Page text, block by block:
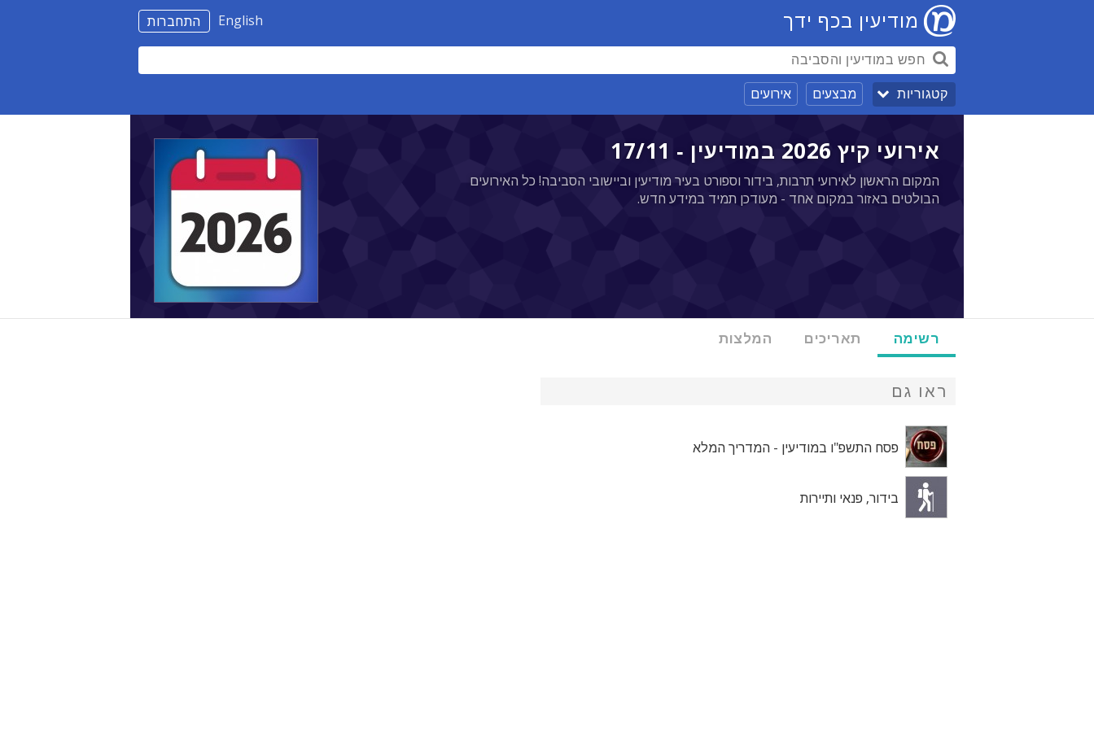
התחברות English מודיעין בכף ידך
קטגוריות מבצעים אירועים
אירועי קיץ 2026 במודיעין - 17/11
המקום הראשון לאירועי תרבות, בידור וספורט בעיר מודיעין וביישובי הסביבה! כל האירועים
הבולטים באזור במקום אחד - מעודכן תמיד במידע חדש.
רשימה תאריכים המלצות
ראו גם
פסח התשפ"ו במודיעין - המדריך המלא
בידור, פנאי ותיירות